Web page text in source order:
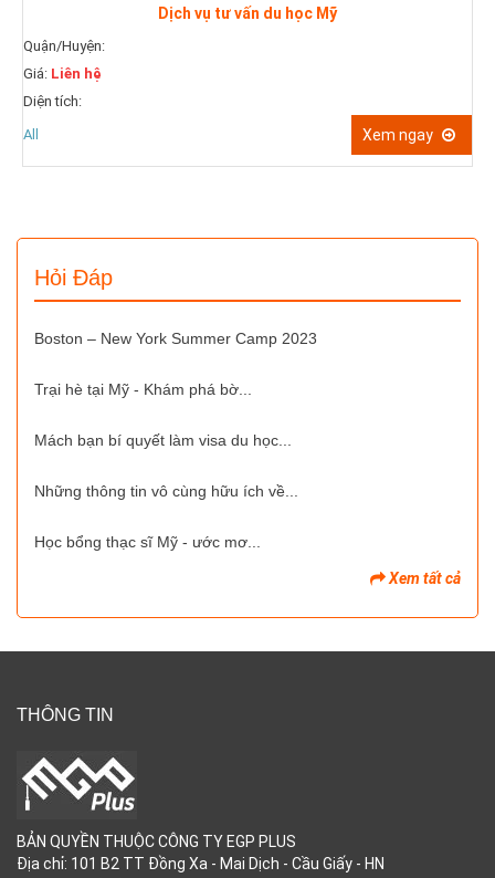
Dịch vụ tư vấn du học Mỹ
Diện tích:
All
Hỏi Đáp
Boston – New York Summer Camp 2023
Trại hè tại Mỹ - Khám phá bờ...
Mách bạn bí quyết làm visa du học...
Những thông tin vô cùng hữu ích về...
Học bổng thạc sĩ Mỹ - ước mơ...
Xem tất cả
THÔNG TIN
BẢN QUYỀN THUỘC CÔNG TY EGP PLUS
Địa chỉ: 101 B2 TT Đồng Xa - Mai Dịch - Cầu Giấy - HN